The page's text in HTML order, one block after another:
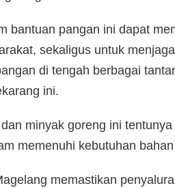
bantuan pangan ini dapat
sekaligus untuk
di tengah berbagai
ini.
minyak goreng ini
memenuhi kebutuhan
memastikan